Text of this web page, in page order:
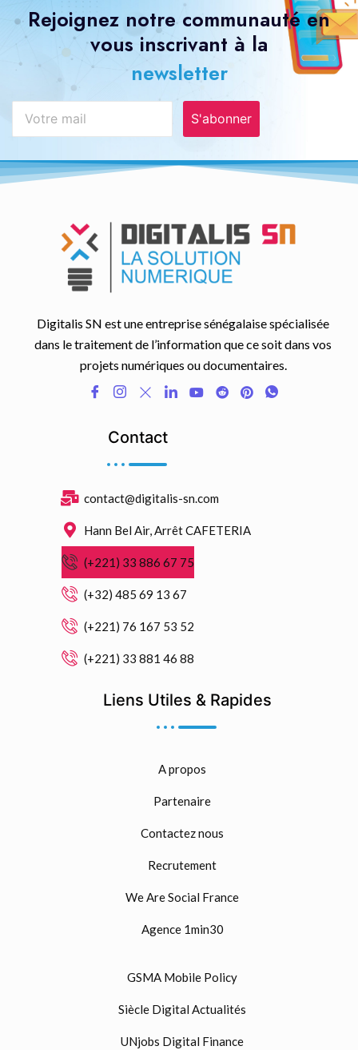
Rejoignez notre communauté en
vous inscrivant à la
newsletter
S'abonner
Digitalis SN est une entreprise sénégalaise spécialisée
dans le traitement de l’information que ce soit dans vos
projets numériques ou documentaires.
Contact
contact@digitalis-sn.com
Hann Bel Air, Arrêt CAFETERIA
(+221) 33 886 67 75
(+32) 485 69 13 67
(+221) 76 167 53 52
(+221) 33 881 46 88
Liens Utiles & Rapides
A propos
Partenaire
Contactez nous
Recrutement
We Are Social France
Agence 1min30
GSMA Mobile Policy
Siècle Digital Actualités
UNjobs Digital Finance